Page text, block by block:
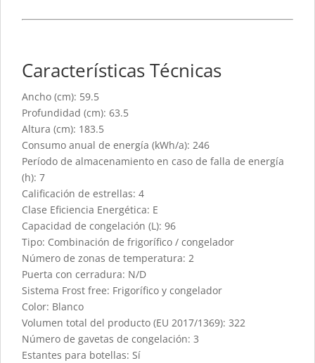
Características Técnicas
Ancho (cm): 59.5
Profundidad (cm): 63.5
Altura (cm): 183.5
Consumo anual de energía (kWh/a): 246
Período de almacenamiento en caso de falla de energía
(h): 7
Calificación de estrellas: 4
Clase Eficiencia Energética: E
Capacidad de congelación (L): 96
Tipo: Combinación de frigorífico / congelador
Número de zonas de temperatura: 2
Puerta con cerradura: N/D
Sistema Frost free: Frigorífico y congelador
Color: Blanco
Volumen total del producto (EU 2017/1369): 322
Número de gavetas de congelación: 3
Estantes para botellas: Sí